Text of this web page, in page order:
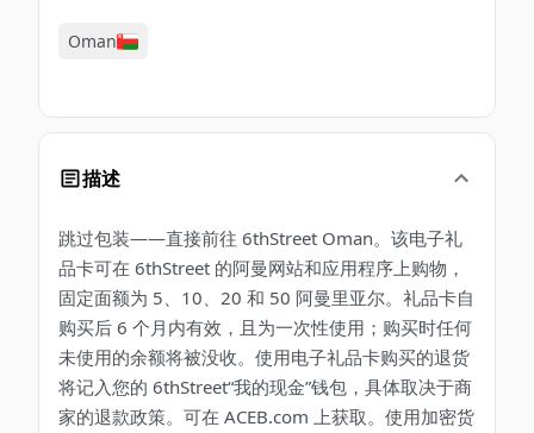
Oman
描述
跳过包装——直接前往 6thStreet Oman。该电子礼
品卡可在 6thStreet 的阿曼网站和应用程序上购物，
固定面额为 5、10、20 和 50 阿曼里亚尔。礼品卡自
购买后 6 个月内有效，且为一次性使用；购买时任何
未使用的余额将被没收。使用电子礼品卡购买的退货
将记入您的 6thStreet“我的现金”钱包，具体取决于商
家的退款政策。可在 ACEB.com 上获取。使用加密货